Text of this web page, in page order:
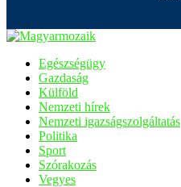
Egészségügy
Gazdaság
Külföld
Nemzeti hírek
Nemzeti igazságszolgáltatás
Politika
Sport
Szórakozás
Vegyes